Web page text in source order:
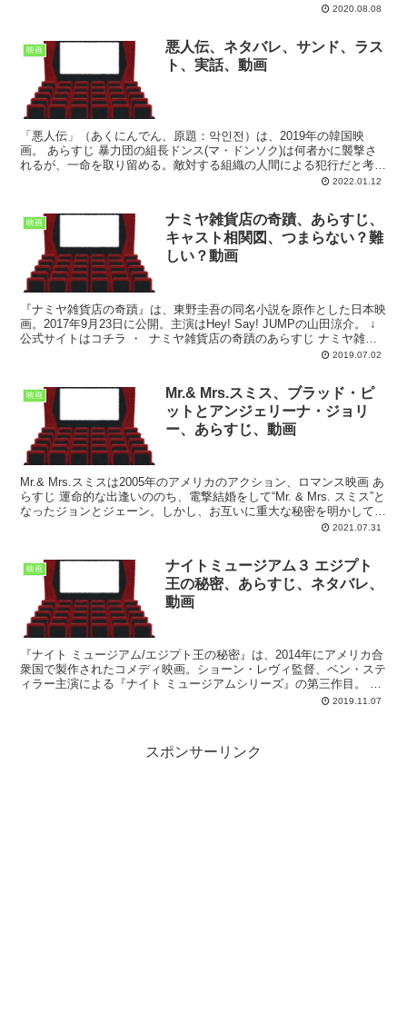
2020.08.08
映画
悪人伝、ネタバレ、サンド、ラス
ト、実話、動画
「悪人伝」（あくにんでん、原題：악인전）は、2019年の韓国映
画。 あらすじ 暴力団の組長ドンス(マ・ドンソク)は何者かに襲撃さ
れるが、一命を取り留める。敵対する組織の人間による犯行だと考え
たドンスは手下の人間を動員し、犯人を探させる。一方... 2022.01.12
映画
ナミヤ雑貨店の奇蹟、あらすじ、
キャスト相関図、つまらない？難
しい？動画
『ナミヤ雑貨店の奇蹟』は、東野圭吾の同名小説を原作とした日本映
画。2017年9月23日に公開。主演はHey! Say! JUMPの山田涼介。 ↓
公式サイトはコチラ ・ ナミヤ雑貨店の奇蹟のあらすじ ナミヤ雑貨
2019.07.02
映画
Mr.& Mrs.スミス、ブラッド・ピ
ットとアンジェリーナ・ジョリ
ー、あらすじ、動画
Mr.& Mrs.スミスは2005年のアメリカのアクション、ロマンス映画 あ
らすじ 運命的な出逢いののち、電撃結婚をして“Mr. & Mrs. スミス”と
なったジョンとジェーン。しかし、お互いに重大な秘密を明かしてい
2021.07.31
映画
ナイトミュージアム３ エジプト
王の秘密、あらすじ、ネタバレ、
動画
『ナイト ミュージアム/エジプト王の秘密』は、2014年にアメリカ合
衆国で製作されたコメディ映画。ショーン・レヴィ監督、ベン・ステ
ィラー主演による『ナイト ミュージアムシリーズ』の第三作目。 あ
2019.11.07
スポンサーリンク